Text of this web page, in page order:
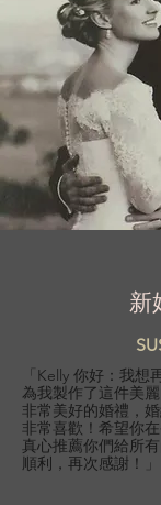
新
「Kelly 你好：我想
為我製作了這件美
非常美好的婚禮，
非常喜歡！希望你
真心推薦你們給所
順利，再次感謝！」